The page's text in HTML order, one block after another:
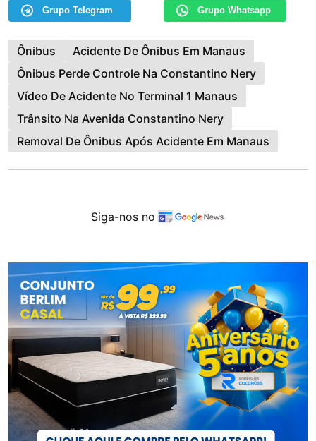
Grupo Telegram Grupo Whatsapp
Ônibus
Acidente De Ônibus Em Manaus
Ônibus Perde Controle Na Constantino Nery
Vídeo De Acidente No Terminal 1 Manaus
Trânsito Na Avenida Constantino Nery
Removal De Ônibus Após Acidente Em Manaus
Siga-nos no